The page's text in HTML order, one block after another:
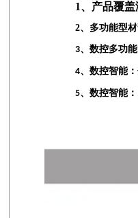
1、产品覆盖
2、多功能型
3、数控多功
4、数控智能
5、数控智能